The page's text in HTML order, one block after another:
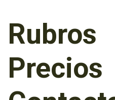
Rubros
Precios